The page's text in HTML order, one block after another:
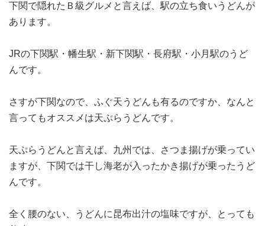
下関で隠れたＢ級グルメと言えば、駅の立ち食いうどんが
あります。
JRの下関駅・幡生駅・新下関駅・長府駅・小月駅のうど
んです。
さすが下関なので、ふぐ天うどんも有るのですか、なんと
言ってもオススメは天ぷらうどんです。
天ぷらうどんと言えば、九州では、さつま揚げが乗ってい
ますが、下関では干し海老が入ったかき揚げが乗ったうど
んです。
全く腰のない、うどんに昆布出汁の塩味ですが、とっても